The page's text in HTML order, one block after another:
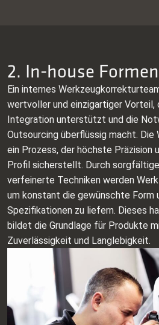
2. In-house
Ein internes
wertvoller und einzigartiger Vorteil,
Integration unterstützt und die
Outsourcing überflüssig macht.
ein Prozess, der höchste Präzision
Profil sicherstellt. Durch
verfeinerte Techniken werden
um konstant die gewünschte Form
Spezifikationen zu liefern. Dieses
bildet die Grundlage für Produkte
Zuverlässigkeit und Langlebigkeit.